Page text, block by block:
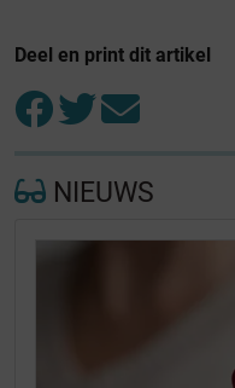
Deel en print dit artikel
NIEUWS